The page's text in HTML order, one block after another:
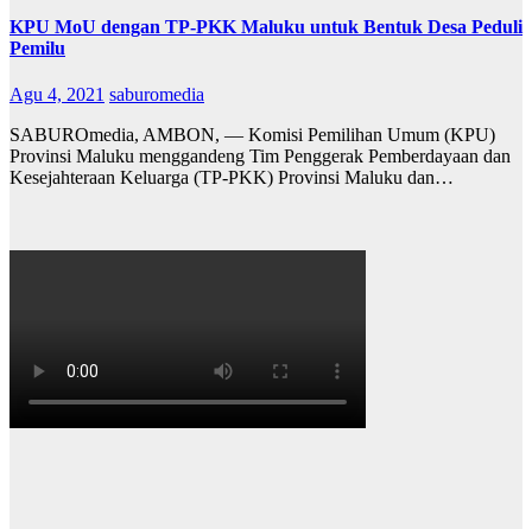
KPU MoU dengan TP-PKK Maluku untuk Bentuk Desa Peduli
Pemilu
Agu 4, 2021 saburomedia
SABUROmedia, AMBON, — Komisi Pemilihan Umum (KPU)
Provinsi Maluku menggandeng Tim Penggerak Pemberdayaan dan
Kesejahteraan Keluarga (TP-PKK) Provinsi Maluku dan…